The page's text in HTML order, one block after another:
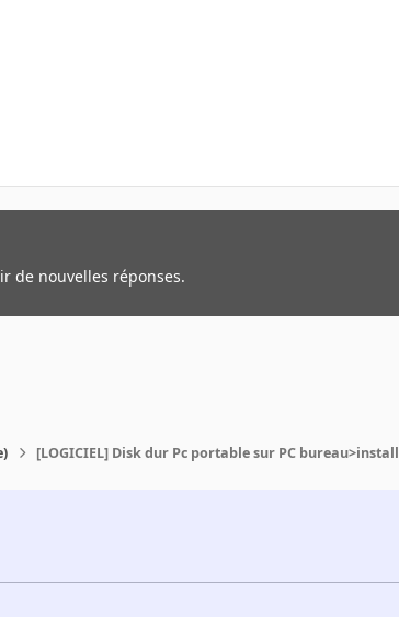
de nouvelles réponses.
[LOGICIEL] Disk dur Pc portable sur PC